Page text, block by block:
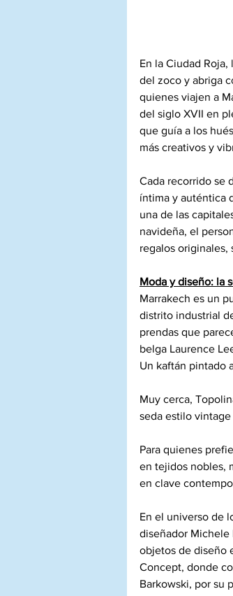
En la Ciudad
del zoco y abriga
quienes viajen a
del siglo XVII en
que guía a los
más creativos y
Cada recorrido se
íntima y auténtica
una de las
navideña, el
regalos originales,
Moda y diseño: la
Marrakech es un
distrito industrial
prendas que
belga Laurence
Un kaftán pintado
Muy cerca,
seda estilo
Para quienes
en tejidos nobles,
en clave
En el universo de
diseñador Michele
objetos de diseño
Concept, donde
Barkowski, por su